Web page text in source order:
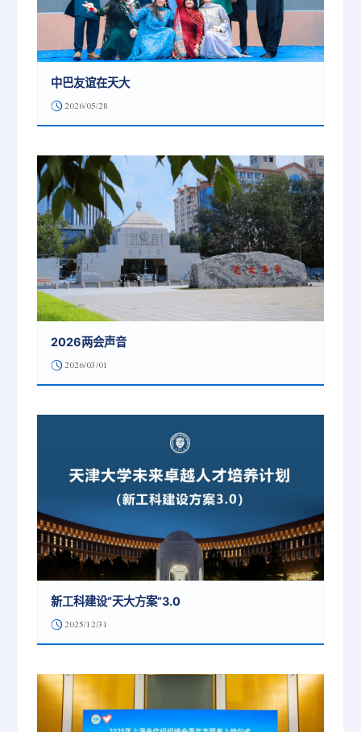
中巴友谊在天大
2026/05/28
2026两会声音
2026/03/01
新工科建设“天大方案”3.0
2025/12/31